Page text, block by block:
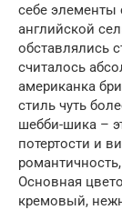
себе элементы
английской
обставлялись
считалось
американка
стиль чуть
шебби-шика –
потертости и
Основная
кремовый,